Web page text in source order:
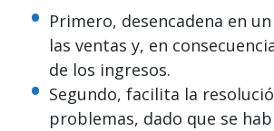
Primero, desencadena en
las ventas y, en
de los ingresos.
Segundo, facilita la
problemas, dado que se